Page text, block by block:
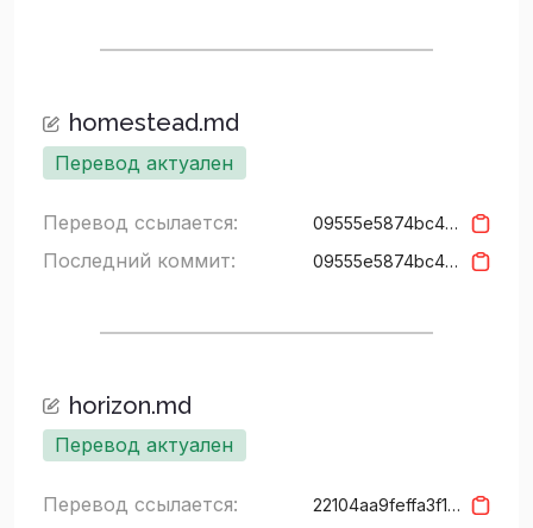
homestead.md
Перевод актуален
Перевод ссылается: 09555e5874bc4bc2c1cf735bf6047ff0c979bddd
Последний коммит: 09555e5874bc4bc2c1cf735bf6047ff0c979bddd
horizon.md
Перевод актуален
Перевод ссылается: 22104aa9feffa3f1bd4292d30c17b3e121982c9d